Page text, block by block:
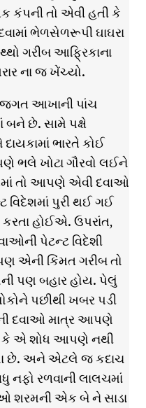
તો એવી હતી કે
ભેળસેળરૂપી ઘાઘરા
ગરીબ આફ્રિકાના
ના જ ખેંચ્યો.
આખાની પાંચ
બને છે. સામે પક્ષે
ભારતે કોઈ
ભલે ખોટા ગૌરવો લઈને
તો આપણે એવી દવાઓ
પુરી થઈ ગઈ
હોઈએ. ઉપરાંત,
પેટન્ટ વિદેશી
કિંમત ગરીબ તો
પણ બહાર હોય. પેલું
પછીથી ખબર પડી
દવાઓ માત્ર આપણે
કે એ શોધ આપણે નથી
છે. અને એટલે જ કદાચ
નફો રળવાની લાલચમાં
શરમની એક બે ને સાડા